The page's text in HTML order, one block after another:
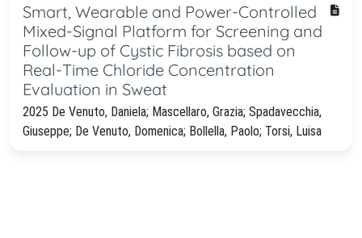
Smart, Wearable and Power-Controlled
Mixed-Signal Platform for Screening and
Follow-up of Cystic Fibrosis based on
Real-Time Chloride Concentration
Evaluation in Sweat
2025 De Venuto, Daniela; Mascellaro, Grazia; Spadavecchia,
Giuseppe; De Venuto, Domenica; Bollella, Paolo; Torsi, Luisa